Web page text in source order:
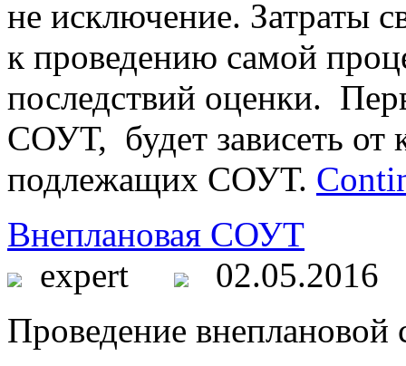
не исключение. Затраты
к проведению самой
последствий оценки.
СОУТ, будет зависеть от
подлежащих СОУТ.
Внеплановая СОУТ
expert
02.05.2016
Проведение внеплановой